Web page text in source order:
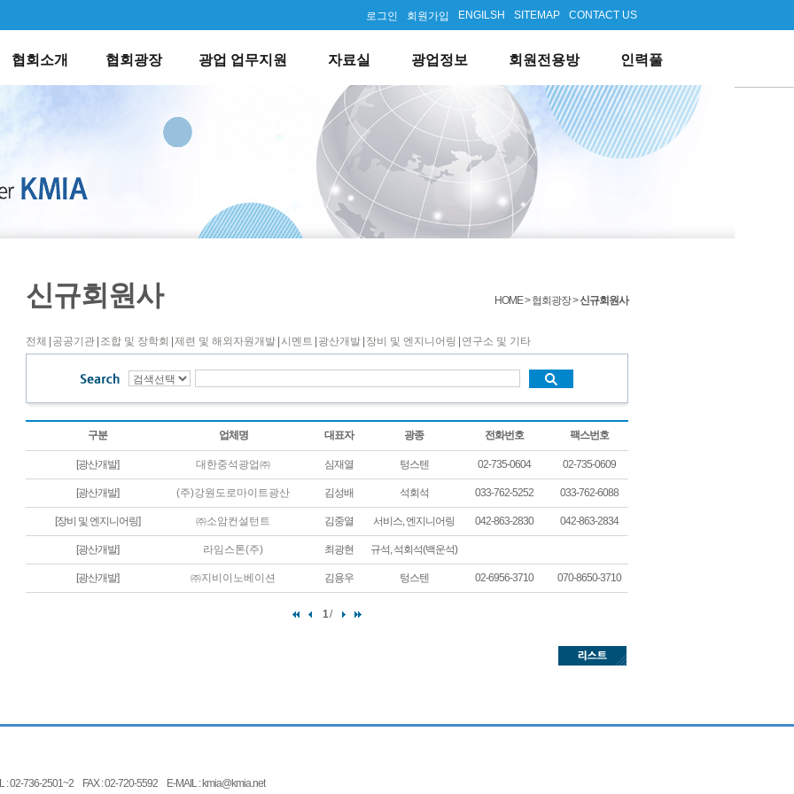
로그인 회원가입 ENGILSH SITEMAP CONTACT US
협회소개
찾아오시는길 브로슈어
협회광장
회원사현황 신규회원사
광업 업무지원
광업기술자문단운영 묻고답하기
자료실
광업법 등 광업관련법령 광업기술동향 및 장비
광업정보
광업뉴스
회원전용방
외부기관자료실 업종별주요통계
인력풀
신규회원사 HOME > 협회광장 >신규회원사
전체 공공기관 조합 및 장학회 제련 및 해외자원개발 시멘트 광산개발 장비 및 엔지니어링 연구소 및 기타
구분 업체명 대표자 광종 전화번호 팩스번호
[광산개발] 대한중석광업㈜ 심재열 텅스텐 02-735-0604 02-735-0609
[광산개발] (주)강원도로마이트광산 김성배 석회석 033-762-5252 033-762-6088
[장비 및 엔지니어링] ㈜소암컨설턴트 김중열 서비스, 엔지니어링 042-863-2830 042-863-2834
[광산개발] 라임스톤(주) 최광현 규석, 석회석(백운석)
[광산개발] ㈜지비이노베이션 김용우 텅스텐 02-6956-3710 070-8650-3710
1/
02-736-2501~2 FAX : 02-720-5592 E-MAIL : kmia@kmia.net